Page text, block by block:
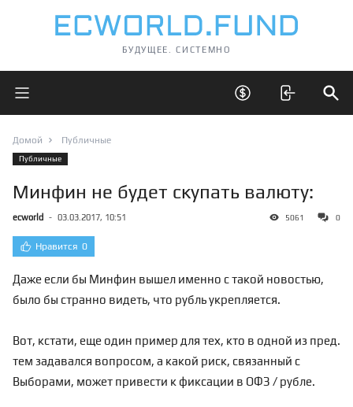
БУДУЩЕЕ. СИСТЕМНО
Открыть главное меню Открыть скрытые
Домой Публичные
Публичные
Минфин не будет скупать валюту:
ecworld - 03.03.2017, 10:51 5061 0
Нравится 0
Даже если бы Минфин вышел именно с такой новостью,
было бы странно видеть, что рубль укрепляется.
Вот, кстати, еще один пример для тех, кто в одной из пред.
тем задавался вопросом, а какой риск, связанный с
Выборами, может привести к фиксации в ОФЗ / рубле.